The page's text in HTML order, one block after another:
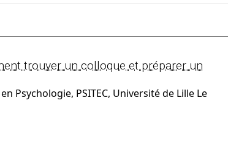
trouver un colloque et préparer un
Psychologie, PSITEC, Université de Lille Le